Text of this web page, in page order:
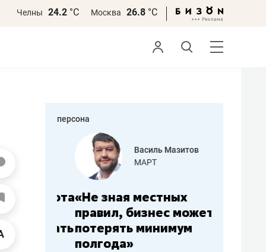
Челны 24.2 °С Москва 26.8 °С
персона
работа
Василь Мазитов
МАРТ
«Не зная местных
правил, бизнес может
потерять минимум
полгода»